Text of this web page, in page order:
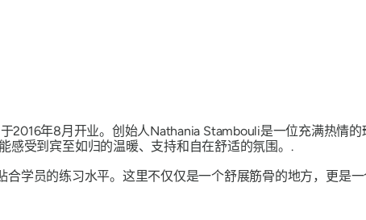
2016年8月开业。创始人Nathania Stambouli是一位充满热情
感受到宾至如归的温暖、支持和自在舒适的氛围。.
合学员的练习水平。这里不仅仅是一个舒展筋骨的地方，更是